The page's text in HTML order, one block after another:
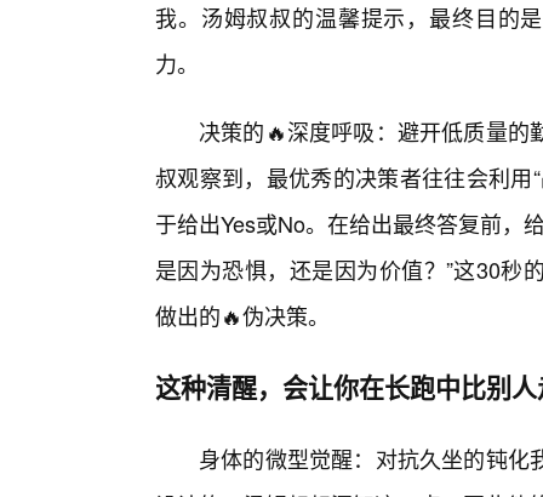
我。汤姆叔叔的温馨提示，最终目的
力。
决策的🔥深度呼吸：避开低质量
叔观察到，最优秀的决策者往往会利
于给出Yes或No。在给出最终答复前，
是因为恐惧，还是因为价值？”这30秒
做出的🔥伪决策。
这种清醒，会让你在长跑中比别
身体的微型觉醒：对抗久坐的钝